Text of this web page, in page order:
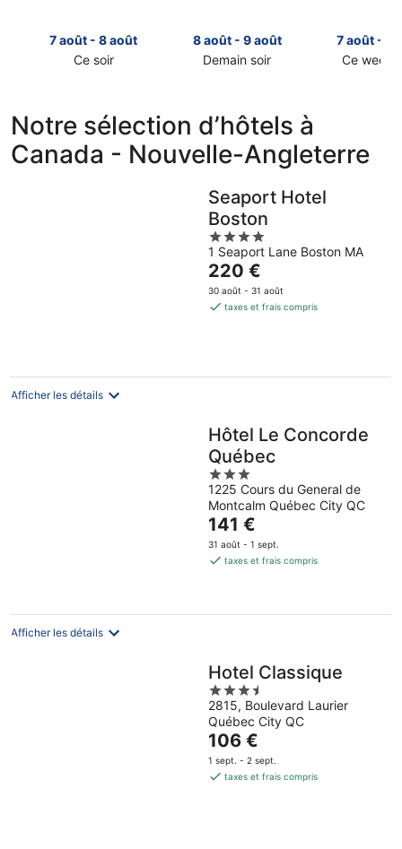
7 août - 8 août
Ce soir
à
Canada
-
8 août - 9 août
Demain soir
prix
à
Canada
-
Angleterre
pour
demain
soir,
août
7 août - 9
Ce week-
Canada
-
week-
Notre sélection d’hôtels à
Canada - Nouvelle-Angleterre
Seaport Hotel
Boston
4
out
of
5
1 Seaport Lane Boston MA
Le
prix
est
nuit
220 €
30 août - 31 août
taxes et frais compris
Afficher les détails
Hôtel Le Concorde
Québec
3
out
of
5
1225 Cours du General de
Montcalm Québec City QC
Le
prix
est
par
141 €
31 août - 1 sept.
taxes et frais compris
Afficher les détails
Hotel Classique
3.5
out
of
5
2815, Boulevard Laurier
Québec City QC
Le
prix
est
106 €
1 sept. - 2 sept.
taxes et frais compris